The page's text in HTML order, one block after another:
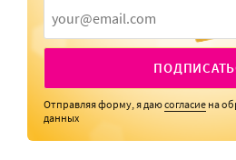
Отправляя форму, я даюсогласие на
данных